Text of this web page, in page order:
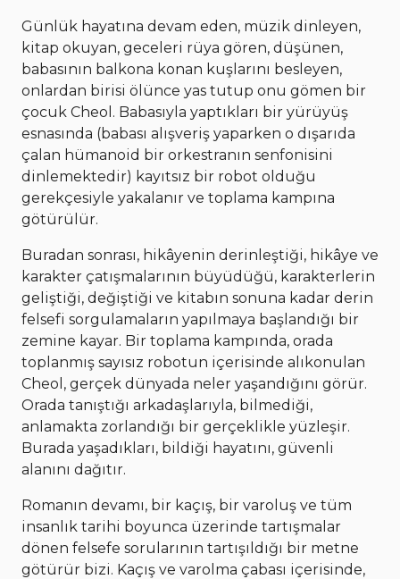
Günlük hayatına devam eden, müzik dinleyen,
kitap okuyan, geceleri rüya gören, düşünen,
babasının balkona konan kuşlarını besleyen,
onlardan birisi ölünce yas tutup onu gömen bir
çocuk Cheol. Babasıyla yaptıkları bir yürüyüş
esnasında (babası alışveriş yaparken o dışarıda
çalan hümanoid bir orkestranın senfonisini
dinlemektedir) kayıtsız bir robot olduğu
gerekçesiyle yakalanır ve toplama kampına
götürülür.
Buradan sonrası, hikâyenin derinleştiği, hikâye ve
karakter çatışmalarının büyüdüğü, karakterlerin
geliştiği, değiştiği ve kitabın sonuna kadar derin
felsefi sorgulamaların yapılmaya başlandığı bir
zemine kayar. Bir toplama kampında, orada
toplanmış sayısız robotun içerisinde alıkonulan
Cheol, gerçek dünyada neler yaşandığını görür.
Orada tanıştığı arkadaşlarıyla, bilmediği,
anlamakta zorlandığı bir gerçeklikle yüzleşir.
Burada yaşadıkları, bildiği hayatını, güvenli
alanını dağıtır.
Romanın devamı, bir kaçış, bir varoluş ve tüm
insanlık tarihi boyunca üzerinde tartışmalar
dönen felsefe sorularının tartışıldığı bir metne
götürür bizi. Kaçış ve varolma çabası içerisinde,